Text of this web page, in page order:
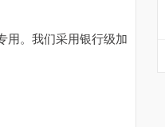
用。我们采用银行级加